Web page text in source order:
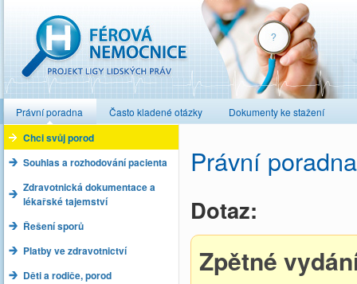
Právní poradna Často kladené otázky Dokumenty ke stažení
Chci svůj porod
Souhlas a rozhodování pacienta
Zdravotnická dokumentace a
lékařské tajemství
Řešení sporů
Platby ve zdravotnictví
Děti a rodiče, porod
Právní
Dotaz:
Zpětné